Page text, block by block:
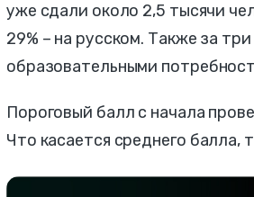
уже сдали около 2,5 тысячи
29% – на русском. Также за
образовательными
Пороговый балл с начала
Что касается среднего балла,